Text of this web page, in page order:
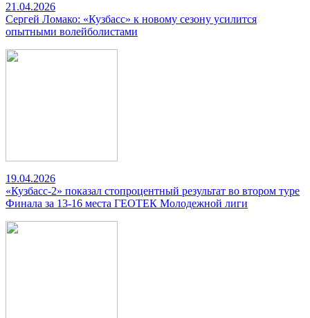
21.04.2026
Сергей Ломако: «Кузбасс» к новому сезону усилится
опытными волейболистами
19.04.2026
«Кузбасс-2» показал стопроцентный результат во втором туре
Финала за 13-16 места ГЕОТЕК Молодежной лиги